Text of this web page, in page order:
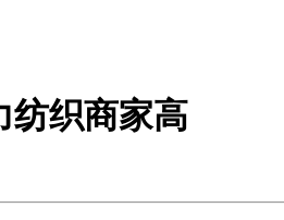
纺织商家高